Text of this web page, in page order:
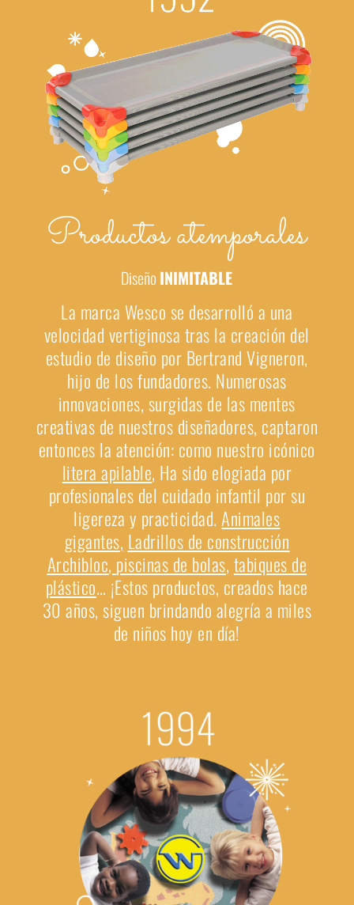
Productos atemporales
Diseño INIMITABLE
La marca Wesco se desarrolló a una
velocidad vertiginosa tras la creación del
estudio de diseño por Bertrand Vigneron,
hijo de los fundadores. Numerosas
innovaciones, surgidas de las mentes
creativas de nuestros diseñadores, captaron
entonces la atención: como nuestro icónico
litera apilable, Ha sido elogiada por
profesionales del cuidado infantil por su
ligereza y practicidad. Animales
gigantes, Ladrillos de construcción
Archibloc, piscinas de bolas, tabiques de
plástico… ¡Estos productos, creados hace
30 años, siguen brindando alegría a miles
de niños hoy en día!